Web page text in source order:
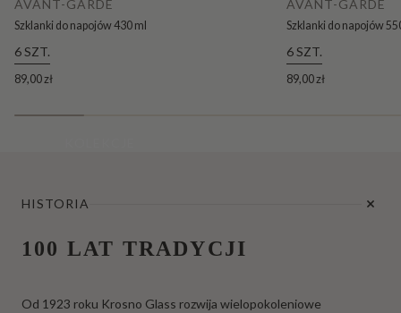
AVANT-GARDE
Szklanki do napojów 430 ml
6 SZT.
89,00 zł
AVANT-GARDE
Szklanki do napojów
6 SZT.
89,00 zł
HISTORIA
100 LAT TRADYCJI
Od 1923 roku Krosno Glass rozwija wielopokoleniowe